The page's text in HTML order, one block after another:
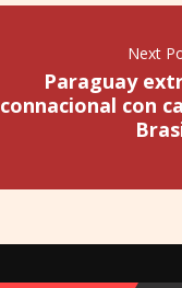
Next
Paraguay
connacional con